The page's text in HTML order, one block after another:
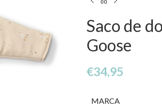
Saco de
Goose
€34,95
MARCA